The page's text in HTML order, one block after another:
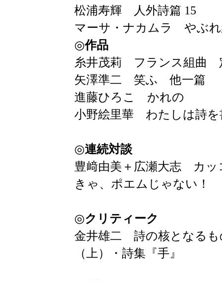
松浦寿輝 人外詩篇 15
マーサ・ナカムラ やぶ
◎作品
糸井茂莉 フランス組曲
矢澤準二 笑ふ 他一篇
進藤ひろこ かれの
小野絵里華 わたしは詩を
◎連続対談
豊﨑由美＋広瀬大志 カ
きゃ、ポエムじゃない！
◎クリティーク
金井雄二 詩の核となる
（上）・詩集『手』